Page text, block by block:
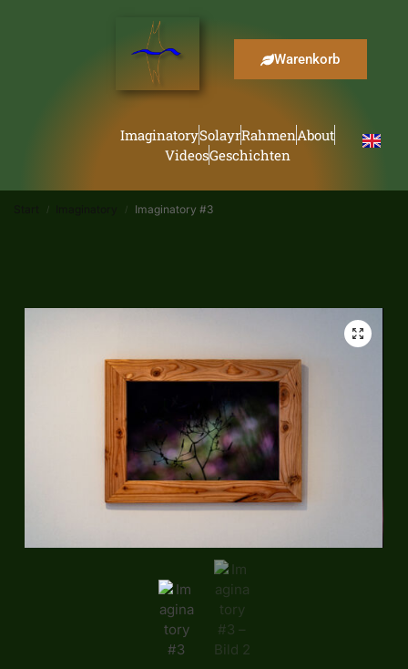
ImaginatorySolayrRahmenAbout
VideosGeschichten
Warenkorb
/ / Imaginatory #3